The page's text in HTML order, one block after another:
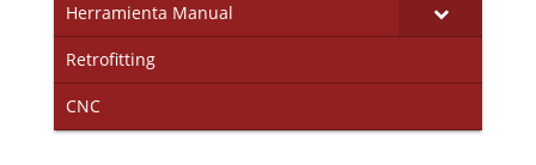
Herramienta Manual
Retrofitting
CNC